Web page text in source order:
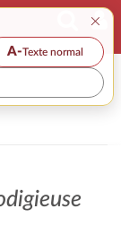
×
A-Texte normal